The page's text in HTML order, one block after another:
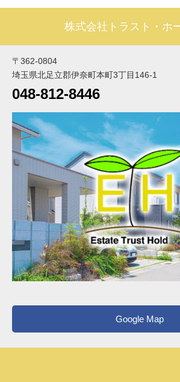
株式会社トラスト・ホ
〒362-0804
埼玉県北足立郡伊奈町本町3丁目146-1
048-812-8446
Google Map